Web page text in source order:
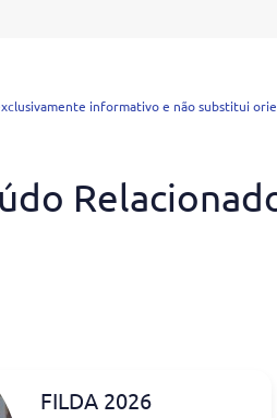
informativo e não substitui
FILDA 2026